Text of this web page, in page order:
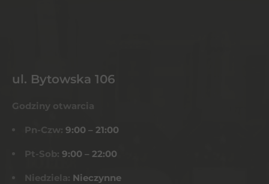
ul. Bytowska 106
Godziny otwarcia
Pn-Czw: 9:00 – 21:00
Pt-Sob: 9:00 – 22:00
Niedziela: Nieczynne